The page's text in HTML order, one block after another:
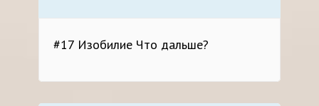
#17 Изобилие Что дальше?